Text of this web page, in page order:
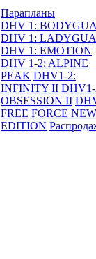
Парапланы
DHV 1:
DHV 1:
DHV 1: EMOTION
DHV 1-2: ALPINE
PEAK DHV1-2:
INFINITY II
OBSESSION II
FREE FORCE NEW
EDITION